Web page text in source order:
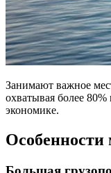
Занимают важное
охватывая более
экономике.
Особенности